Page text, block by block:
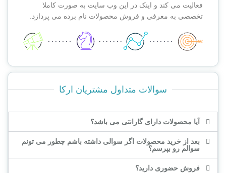
فعالیت می کند و اینک در این وب سایت به صورت کاملا
تخصصی به معرفی و فروش محصولات نام برده می پردازد.
سوالات متداول مشتریان ارکا
آیا محصولات دارای گارانتی می باشد؟
بعد از خرید محصولات اگر سوالی داشته باشم چطور می تونم
سوالم رو بپرسم؟
فروش حضوری دارید؟